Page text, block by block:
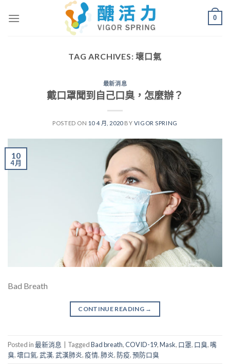
0
TAG ARCHIVES:壞口氣
最新消息
戴口罩聞到自己口臭，怎麼辦？
POSTED ON 10 4 月, 2020BY VIGOR SPRING
10
4 月
Bad Breath
CONTINUE READING →
Posted in最新消息 TaggedBad breath,COVID-19,Mask, 口罩, 口臭, 嘴
臭,壞口氣,武漢,武漢肺炎,疫情, 肺炎, 防疫,預防口臭